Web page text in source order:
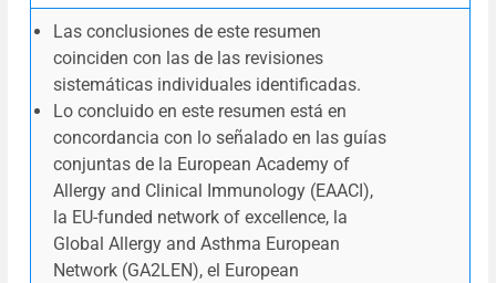
Las conclusiones de este resumen
coinciden con las de las revisiones
sistemáticas individuales identificadas.
Lo concluido en este resumen está en
concordancia con lo señalado en las guías
conjuntas de la European Academy of
Allergy and Clinical Immunology (EAACI),
la EU-funded network of excellence, la
Global Allergy and Asthma European
Network (GA2LEN), el European